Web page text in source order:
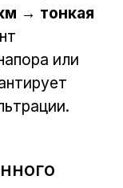
→ тонкая
или